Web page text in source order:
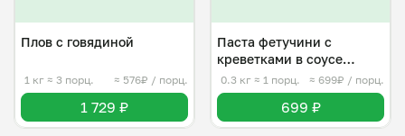
Плов с говядиной
1 кг ≈ 3 порц. ≈ 576₽ / порц.
1 729 ₽
Паста фетучини с
креветками в соусе
ниаполи
0.3 кг ≈ 1 порц. ≈ 699₽ / порц.
699 ₽